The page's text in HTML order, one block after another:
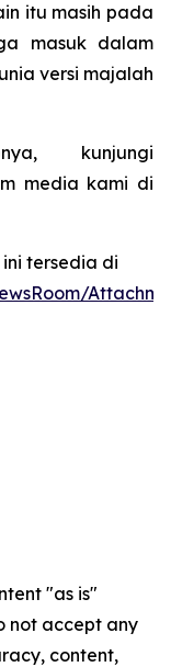
itu masih pada
masuk dalam
versi majalah
kunjungi
media kami di
tersedia di
"as is"
not accept any
content,